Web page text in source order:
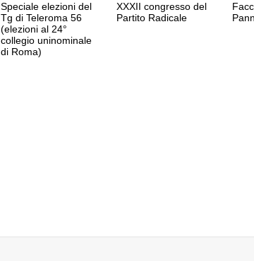
Speciale elezioni del
Tg di Teleroma 56
(elezioni al 24°
collegio uninominale
di Roma)
XXXII congresso del
Partito Radicale